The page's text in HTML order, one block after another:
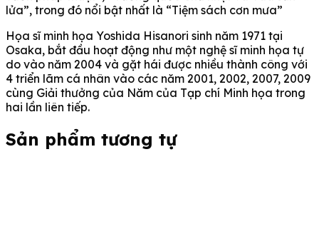
lửa”, trong đó nổi bật nhất là “Tiệm sách cơn mưa”
Họa sĩ minh họa Yoshida Hisanori sinh năm 1971 tại
Osaka, bắt đầu hoạt động như một nghệ sĩ minh họa tự
do vào năm 2004 và gặt hái được nhiều thành công với
4 triển lãm cá nhân vào các năm 2001, 2002, 2007, 2009
cùng Giải thưởng của Năm của Tạp chí Minh họa trong
hai lần liên tiếp.
Sản phẩm tương tự